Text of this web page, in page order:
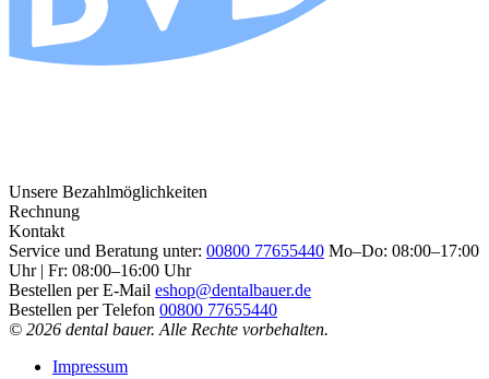
Unsere Bezahlmöglichkeiten
Rechnung
Kontakt
Service und Beratung unter: 00800 77655440 Mo–Do: 08:00–17:00
Uhr | Fr: 08:00–16:00 Uhr
Bestellen per E-Mail eshop@dentalbauer.de
Bestellen per Telefon 00800 77655440
© 2026 dental bauer. Alle Rechte vorbehalten.
Impressum